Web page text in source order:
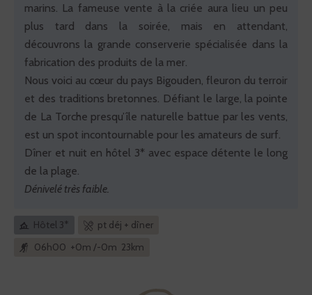
marins. La fameuse vente à la criée aura lieu un peu
plus tard dans la soirée, mais en attendant,
découvrons la grande conserverie spécialisée dans la
fabrication des produits de la mer.
Nous voici au cœur du pays Bigouden, fleuron du terroir
et des traditions bretonnes. Défiant le large, la pointe
de La Torche presqu’île naturelle battue par les vents,
est un spot incontournable pour les amateurs de surf.
Dîner et nuit en hôtel 3* avec espace détente le long
de la plage.
Dénivelé très faible.
Hôtel 3*
pt déj + dîner
06h00 +0m /-0m 23km